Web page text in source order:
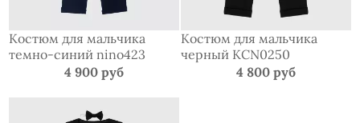
Костюм для мальчика
темно-синий nino423
4 900 руб
Костюм для мальчика
черный KCN0250
4 800 руб